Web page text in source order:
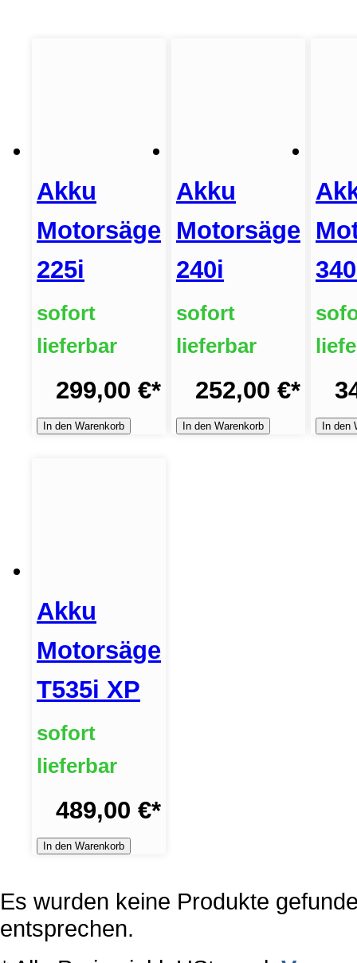
Akku
Motorsäge
225i
sofort
lieferbar
299,00 €*
In den Warenkorb
Akku
Motorsäge
240i
sofort
lieferbar
252,00 €*
In den Warenkorb In den
Akku
Motorsäge
T535i XP
sofort
lieferbar
489,00 €*
In den Warenkorb
Es wurden keine Produkte
entsprechen.